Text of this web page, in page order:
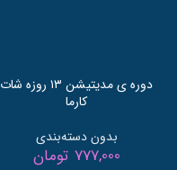
دوره ی مدیتیشن ۱۳ روزه شات
کارما
بدون دسته‌بندی
777,000 تومان